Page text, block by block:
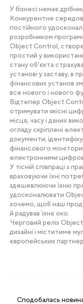
У бізнесі немає
Конкурентне
постійного
розробником
Object Control,
простий у
стану об’єкта
установі у заставу, в
фінансових установ
все нового і нового
Відтепер Object
отримувати якісні
місця, часу і даних
огляду скріплені
документи;
фінансового
електронними
У тісній співпраці з
враховуючи їхні
здешевлюючи їхню
удосконалювати
хочемо, щоб наш
й радував їхнє око.
Черговий реліз
дизайні і міститиме
європейських
Сподобалась